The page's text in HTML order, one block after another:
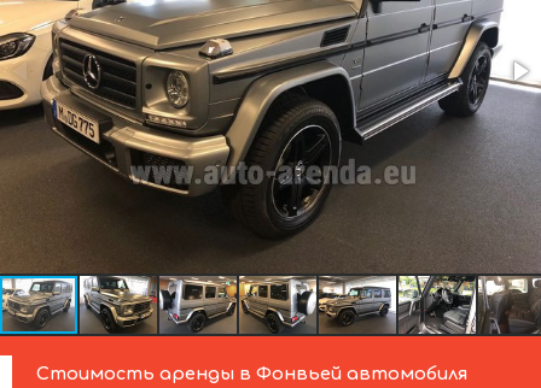
Стоимость аренды в Фонвьей автомобиля